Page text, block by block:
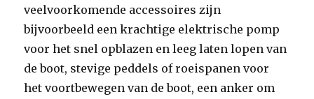
veelvoorkomende accessoires zijn
bijvoorbeeld een krachtige elektrische pomp
voor het snel opblazen en leeg laten lopen van
de boot, stevige peddels of roeispanen voor
het voortbewegen van de boot, een anker om